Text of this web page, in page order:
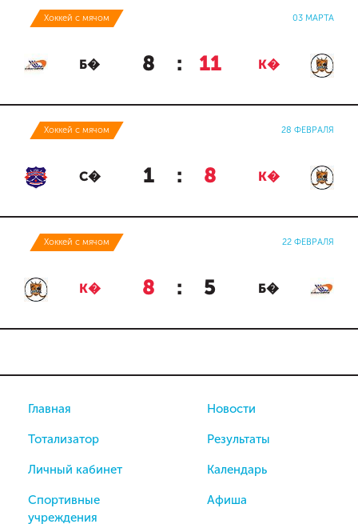
Хоккей с мячом 03 МАРТА
Б� 8 : 11 К�
Хоккей с мячом 28 ФЕВРАЛЯ
С� 1 : 8 К�
Хоккей с мячом 22 ФЕВРАЛЯ
К� 8 : 5 Б�
Главная
Тотализатор
Личный кабинет
Спортивные
учреждения
Новости
Результаты
Календарь
Афиша